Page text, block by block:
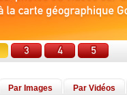
Par Images Par Vidéos